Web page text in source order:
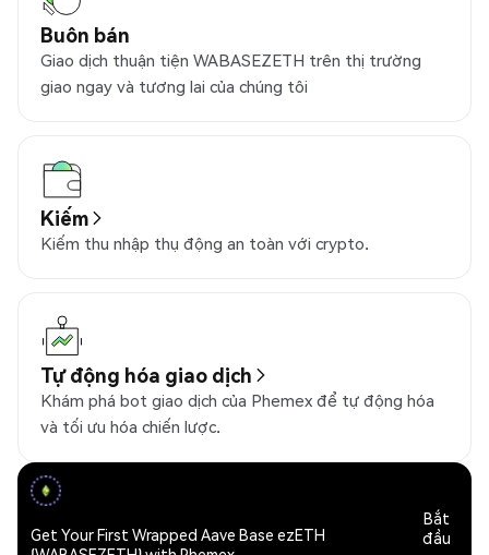
Buôn bán
Giao dịch thuận tiện WABASEZETH trên thị trường
giao ngay và tương lai của chúng tôi
Kiếm
Kiếm thu nhập thụ động an toàn với crypto.
Tự động hóa giao dịch
Khám phá bot giao dịch của Phemex để tự động hóa
và tối ưu hóa chiến lược.
Get Your First Wrapped Aave Base ezETH
Bắt
đầu